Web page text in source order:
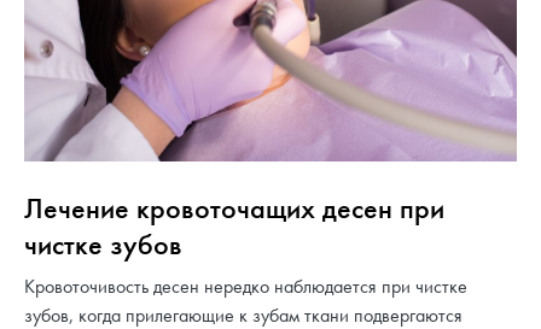
Лечение кровоточащих десен при
чистке зубов
Кровоточивость десен нередко наблюдается при чистке
зубов, когда прилегающие к зубам ткани подвергаются